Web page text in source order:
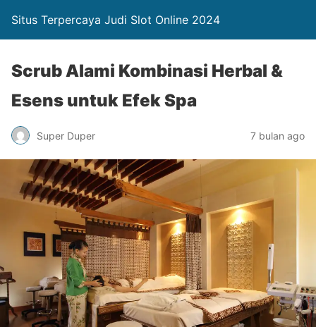
Situs Terpercaya Judi Slot Online 2024
Scrub Alami Kombinasi Herbal &
Esens untuk Efek Spa
Super Duper 7 bulan ago